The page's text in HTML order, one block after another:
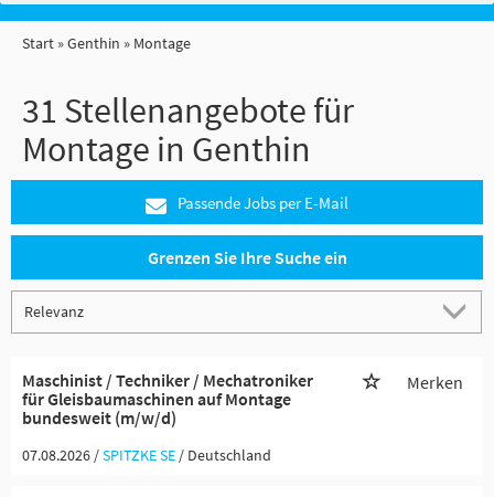
Start Genthin Montage
31 Stellenangebote für
Montage in Genthin
Passende Jobs per E-Mail
Grenzen Sie Ihre Suche ein
Maschinist / Techniker / Mechatroniker
für Gleisbaumaschinen auf Montage
bundesweit (m/w/d)
Merken
07.08.2026 /SPITZKE SE / Deutschland